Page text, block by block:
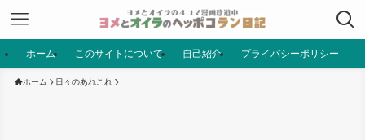
ホーム このサイトについて 自己紹介 プライバシーポリシー
ホーム 日々のあれこれ